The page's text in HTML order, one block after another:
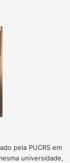
pela PUCRS em
universidade,